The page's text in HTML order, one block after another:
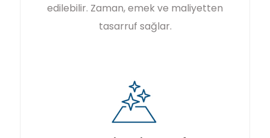
edilebilir. Zaman, emek ve maliyetten
tasarruf sağlar.